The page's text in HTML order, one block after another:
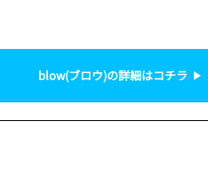
blow(ブロウ)の詳細はコチラ